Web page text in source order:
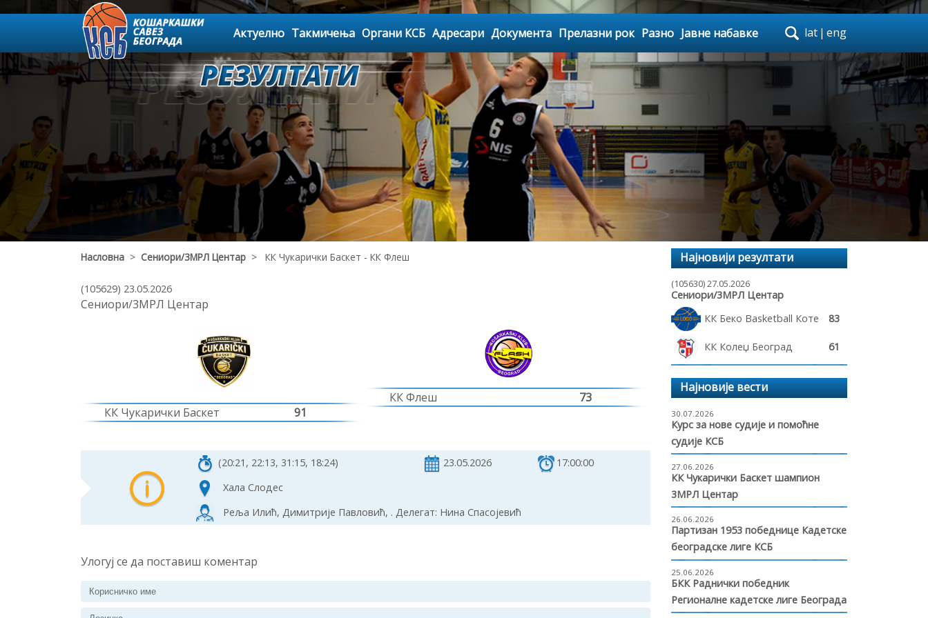
Актуелно Такмичења Органи КСБ Адресари Документа Прелазни рок Разно Јавне набавке lat | eng
Насловна > Сениори/3МРЛ Центар > КК Чукарички Баскет - КК Флеш
(105629) 23.05.2026
Сениори/3МРЛ Центар
КК Чукарички Баскет 91
КК Флеш 73
(20:21, 22:13, 31:15, 18:24) 23.05.2026
17:00:00
Хала Слодес
Реља Илић, Димитрије Павловић, . Делегат: Нина Спасојевић
Улогуј се да поставиш коментар
Најновији резултати
(105630) 27.05.2026
Сениори/3МРЛ Центар
КК Беко Basketball Котеж
83
КК Колеџ Београд 61
Најновије вести
30.07.2026
Курс за нове судије и помоћне
судије КСБ
27.06.2026
КК Чукарички Баскет шампион
3МРЛ Центар
26.06.2026
Партизан 1953 победнице Кадетске
београдске лиге КСБ
25.06.2026
БКК Раднички победник
Регионалне кадетске лиге Београда